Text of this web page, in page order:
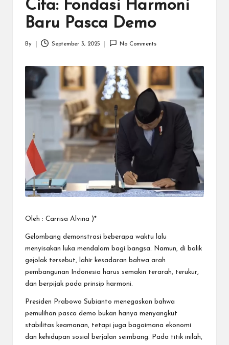
Cita: Fondasi Harmoni
Baru Pasca Demo
Posted
By September 3, 2025 No Comments
Oleh : Carrisa Alvina )*
Gelombang demonstrasi beberapa waktu lalu
menyisakan luka mendalam bagi bangsa. Namun, di balik
gejolak tersebut, lahir kesadaran bahwa arah
pembangunan Indonesia harus semakin terarah, terukur,
dan berpijak pada prinsip harmoni.
Presiden Prabowo Subianto menegaskan bahwa
pemulihan pasca demo bukan hanya menyangkut
stabilitas keamanan, tetapi juga bagaimana ekonomi
dan kehidupan sosial berjalan seimbang. Pada titik inilah,